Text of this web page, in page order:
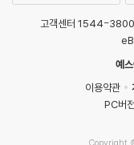
고객센터 1544-3800
예
이용약관
PC버전
Copyright